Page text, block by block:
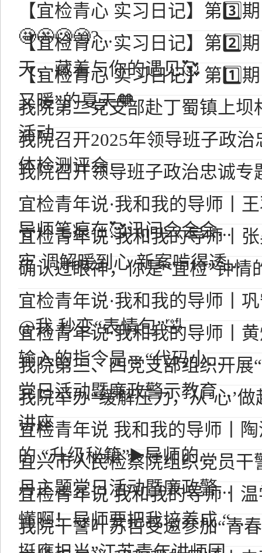
【宜检青心 实习日记】第3️⃣
🤩🤩🧐🧐?...
【宜检青心 实习日记】第2️⃣
天，藏着与你的遇见🥰
【宜检青心 实习日记】第1️⃣
又暖”的夏天🧡
我院第二党支部赴丁蜀镇上坝
活动
我院召开2025年领导班子政
体检测评会
我院召开领导班子政治忠诚专
宜检青年说·我和我的导师丨
导师笔痕在🥰讯问会会会...
宜检青年说·我和我的导师丨
牢 调解暖到心 新案啃得透...
确认过眼神，你是“宜检”钟情
宜检青年说·我和我的导师丨
@我 秒变“表情包”🤣
宜检青年说·我和我的导师丨
输入的指令是🤜“代码小...
我院第三、四党支部组织开展
党日活动暨廉政警示教育...
我院举办“缓解压力，从‘心’
讲座
宜检青年说 我和我的导师丨
的 “升级秘籍”▶️导师的...
宜兴市人民检察院组织党员干
月主题党日活动暨廉政警...
宜检青年说 我和我的导师丨
懂啊！导师要把我培养成 “...
我院干警叶苏哲受邀参加“青